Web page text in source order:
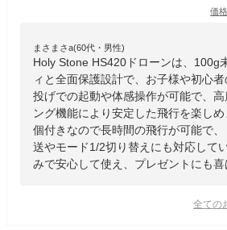
価
まさまさa(60代・男性)
Holy Stone HS420ドローンは、100g
ィと全面保護設計で、お子様や初心
投げでの起動や体感操作が可能で、
ング機能により安定した飛行を楽し
個付きなので長時間の飛行が可能で
送やモード1/2切り替えにも対応して
みで安心して使え、プレゼントにも喜
全ての